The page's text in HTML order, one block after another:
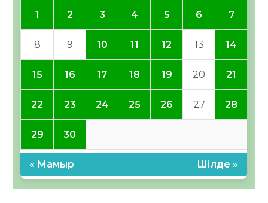
1 2 3 4 5 6 7
8 9 10 11 12 13 14
15 16 17 18 19 20 21
22 23 24 25 26 27 28
29 30
« Мамыр Шілде »